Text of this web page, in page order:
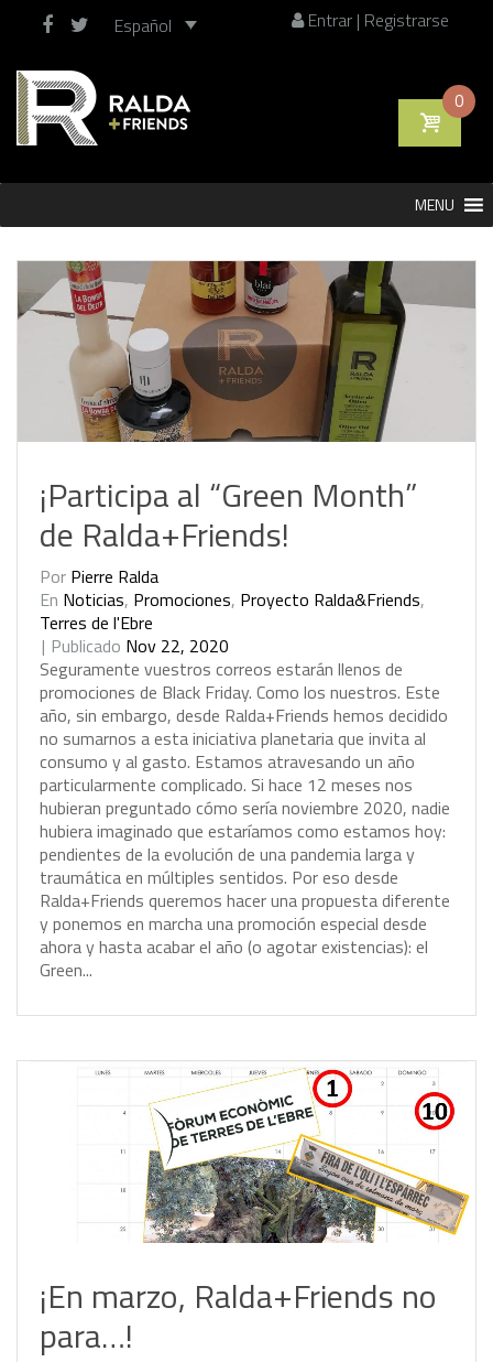
Español Entrar | Registrarse
0
Saltar
MENU
¡Participa al “Green Month”
de Ralda+Friends!
Por Pierre Ralda
En Noticias, Promociones, Proyecto Ralda&Friends,
Terres de l'Ebre
Publicado Nov 22, 2020
Seguramente vuestros correos estarán llenos de
promociones de Black Friday. Como los nuestros. Este
año, sin embargo, desde Ralda+Friends hemos decidido
no sumarnos aestainiciativaplanetariaque invitaal
consumo yal gasto. Estamos atravesando un año
particularmente complicado. Si hace 12 meses nos
hubieran preguntado cómo seríanoviembre 2020, nadie
hubieraimaginado que estaríamos como estamos hoy:
pendientes de laevolución de unapandemialargay
traumáticaen múltiples sentidos. Poreso desde
Ralda+Friends queremos hacerunapropuestadiferente
yponemos en marchaunapromoción especial desde
ahorayhastaacabarel año (o agotarexistencias): el
Green...
¡En marzo, Ralda+Friends no
para…!